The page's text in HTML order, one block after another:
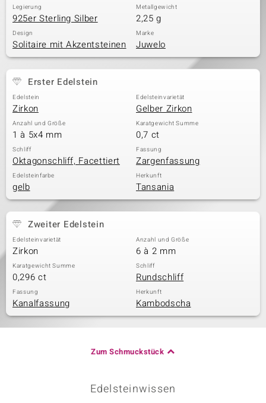
Classics
Legierung
925er Sterling Silber
Metallgewicht
2,25 g
Design
Solitaire mit Akzentsteinen
Marke
Juwelo
Erster Edelstein
Edelstein
Zirkon
Edelsteinvarietät
Gelber Zirkon
Anzahl und Größe
1 à 5x4 mm
Karatgewicht Summe
0,7 ct
Schliff
Oktagonschliff, Facettiert
Fassung
Zargenfassung
Edelsteinfarbe
gelb
Herkunft
Tansania
Zweiter Edelstein
Edelsteinvarietät
Zirkon
Anzahl und Größe
6 à 2 mm
Karatgewicht Summe
0,296 ct
Schliff
Rundschliff
Fassung
Kanalfassung
Herkunft
Kambodscha
Zum Schmuckstück
Edelsteinwissen